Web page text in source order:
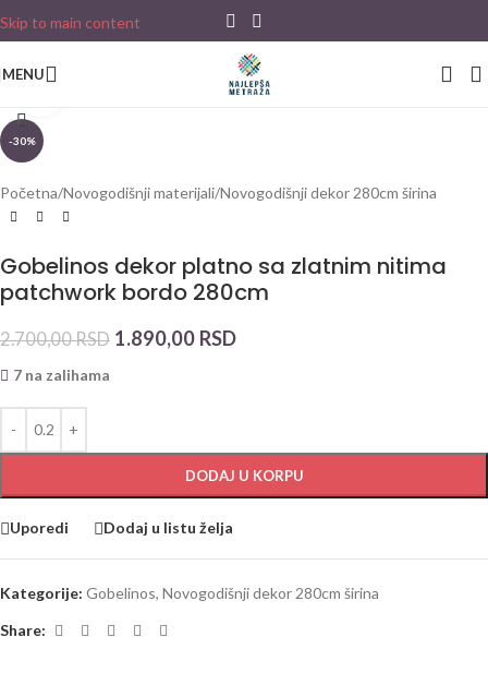
Skip to main content
MENU
-30%
Početna/Novogodišnji materijali/Novogodišnji dekor 280cm širina
Gobelinos dekor platno sa zlatnim nitima
patchwork bordo 280cm
2.700,00RSD 1.890,00 RSD
7 na zalihama
DODAJ U KORPU
Uporedi Dodaj u listu želja
Kategorije: Gobelinos, Novogodišnji dekor 280cm širina
Share: